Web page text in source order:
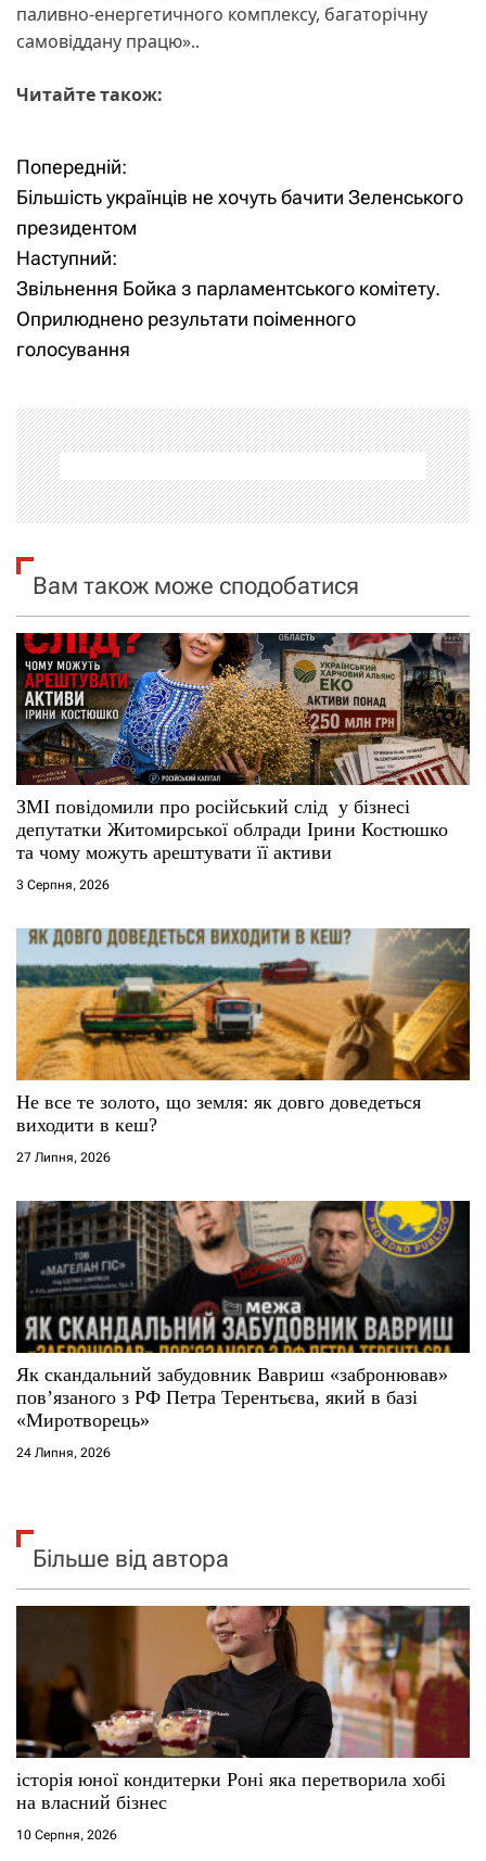
паливно-енергетичного комплексу, багаторічну
самовіддану працю»..
Читайте також:
Н
а
в
і
г
а
ц
і
а
п
и
с
і
в
Попередній:
Більшість українців не хочуть бачити Зеленського
президентом
Наступний:
Звільнення Бойка з парламентського комітету.
Оприлюднено результати поіменного
голосування
Вам також може сподобатися
ЗМІ повідомили про російський слід у бізнесі
депутатки Житомирської облради Ірини Костюшко
та чому можуть арештувати її активи
3 Серпня, 2026
Не все те золото, що земля: як довго доведеться
виходити в кеш?
27 Липня, 2026
Як скандальний забудовник Вавриш «забронював»
повʼязаного з РФ Петра Терентьєва, який в базі
«Миротворець»
24 Липня, 2026
Більше від автора
історія юної кондитерки Роні яка перетворила хобі
на власний бізнес
10 Серпня, 2026